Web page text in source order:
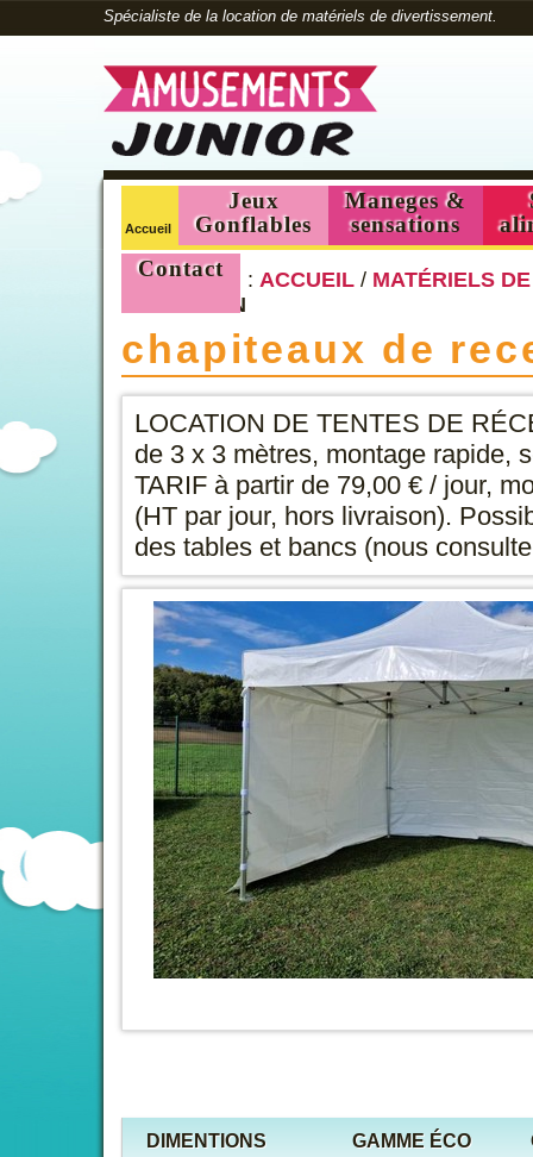
Spécialiste de la location de matériels de divertissement.
Accueil
Jeux
Gonflables
Maneges &
sensations
Contact
Vous êtes ici : ACCUEIL / MATÉRIELS
RÉCEPTION
chapiteaux de
LOCATION DE TENTES DE
de 3 x 3 mètres, montage rapide,
TARIF à partir de 79,00 € / jour,
(HT par jour, hors livraison).
des tables et bancs (nous
DIMENTIONS GAMME ÉCO